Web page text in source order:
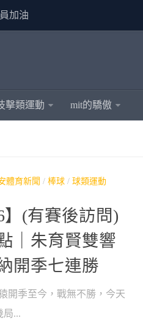
加油
擊類運動 mit的驕傲
體育新聞 / 棒球 / 球類運動
】(有賽後訪問)
｜朱育賢雙響
開季七連勝
開季至今，戰無不勝，今天
局...